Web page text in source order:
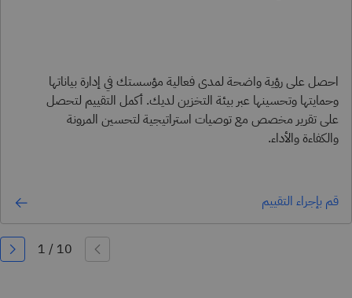
احصل على رؤية واضحة لمدى فعالية مؤسستك في إدارة بياناتها
وحمايتها وتحسينها عبر بيئة التخزين لديك. أكمل التقييم لتحصل
على تقرير مخصص مع توصيات استراتيجية لتحسين المرونة
والكفاءة والأداء.
قم بإجراء التقييم